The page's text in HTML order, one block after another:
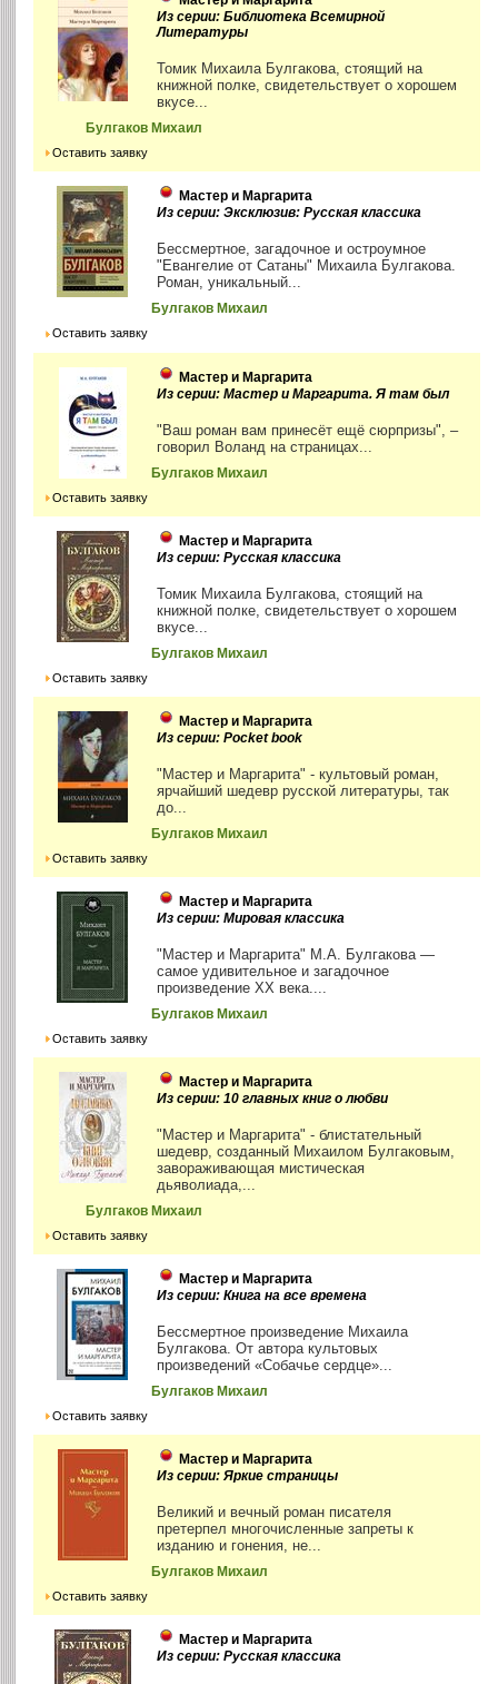
Из серии: Библиотека Всемирной
Литературы
Томик Михаила Булгакова, стоящий на
книжной полке, свидетельствует о хорошем
вкусе...
Булгаков Михаил
Оставить заявку
Мастер и Маргарита
Из серии: Эксклюзив: Русская классика
Бессмертное, загадочное и остроумное
"Евангелие от Сатаны" Михаила Булгакова.
Роман, уникальный...
Булгаков Михаил
Оставить заявку
Мастер и Маргарита
Из серии: Мастер и Маргарита. Я там был
"Ваш роман вам принесёт ещё сюрпризы", –
говорил Воланд на страницах...
Булгаков Михаил
Оставить заявку
Мастер и Маргарита
Из серии: Русская классика
Томик Михаила Булгакова, стоящий на
книжной полке, свидетельствует о хорошем
вкусе...
Булгаков Михаил
Оставить заявку
Мастер и Маргарита
Из серии: Pocket book
"Мастер и Маргарита" - культовый роман,
ярчайший шедевр русской литературы, так
до...
Булгаков Михаил
Оставить заявку
Мастер и Маргарита
Из серии: Мировая классика
"Мастер и Маргарита" М.А. Булгакова —
самое удивительное и загадочное
произведение ХХ века....
Булгаков Михаил
Оставить заявку
Мастер и Маргарита
Из серии: 10 главных книг о любви
"Мастер и Маргарита" - блистательный
шедевр, созданный Михаилом Булгаковым,
завораживающая мистическая
дьяволиада,...
Булгаков Михаил
Оставить заявку
Мастер и Маргарита
Из серии: Книга на все времена
Бессмертное произведение Михаила
Булгакова. От автора культовых
произведений «Собачье сердце»...
Булгаков Михаил
Оставить заявку
Мастер и Маргарита
Из серии: Яркие страницы
Великий и вечный роман писателя
претерпел многочисленные запреты к
изданию и гонения, не...
Булгаков Михаил
Оставить заявку
Мастер и Маргарита
Из серии: Русская классика